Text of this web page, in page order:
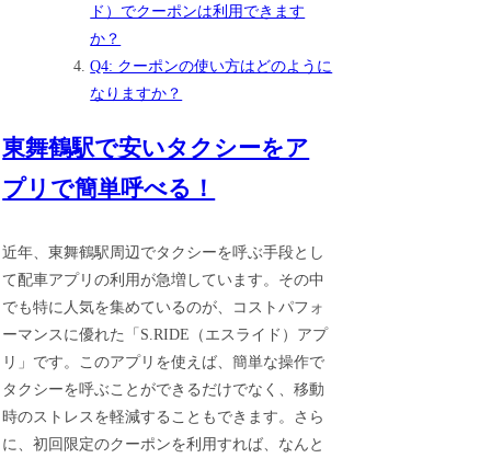
ド）でクーポンは利用できます
か？
Q4: クーポンの使い方はどのように
なりますか？
東舞鶴駅で安いタクシーをア
プリで簡単呼べる！
近年、東舞鶴駅周辺でタクシーを呼ぶ手段とし
て配車アプリの利用が急増しています。その中
でも特に人気を集めているのが、コストパフォ
ーマンスに優れた「S.RIDE（エスライド）アプ
リ」です。このアプリを使えば、簡単な操作で
タクシーを呼ぶことができるだけでなく、移動
時のストレスを軽減することもできます。さら
に、初回限定のクーポンを利用すれば、なんと